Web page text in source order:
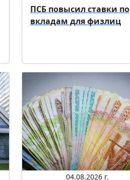
ПСБ повысил ставки по
вкладам для физлиц
04.08.2026 г.